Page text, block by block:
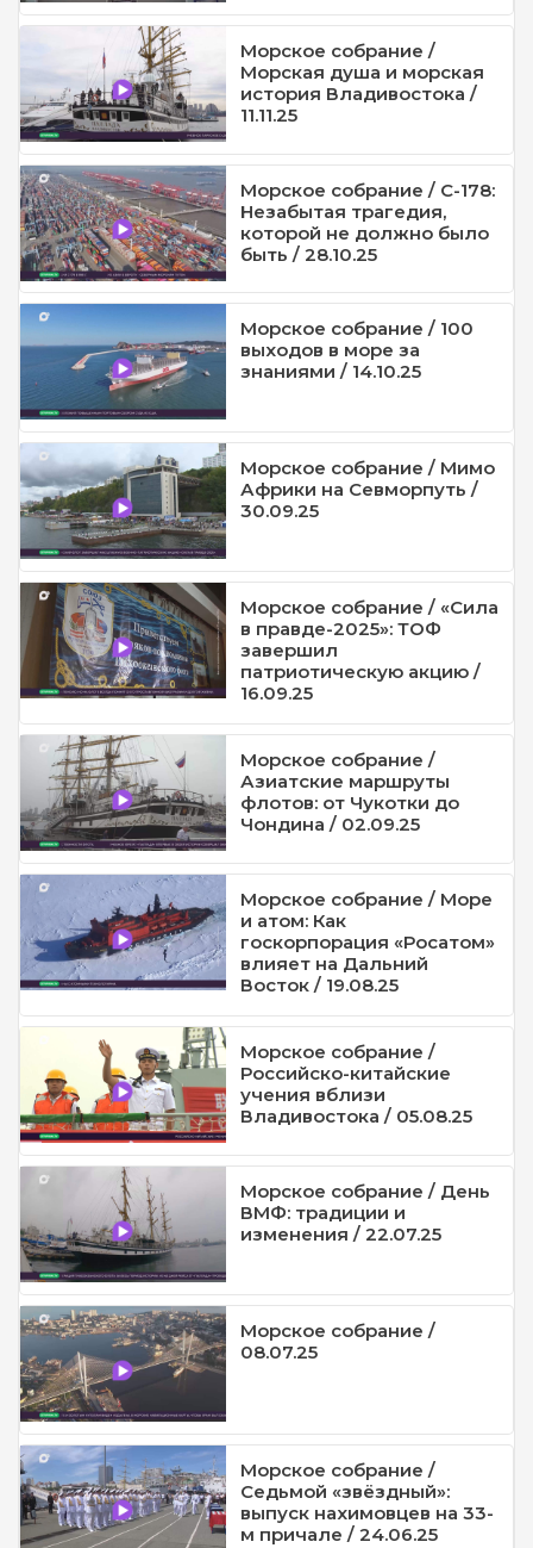
Морское собрание /
Морская душа и морская
история Владивостока /
11.11.25
Морское собрание / С-178:
Незабытая трагедия,
которой не должно было
быть / 28.10.25
Морское собрание / 100
выходов в море за
знаниями / 14.10.25
Морское собрание / Мимо
Африки на Севморпуть /
30.09.25
Морское собрание / «Сила
в правде-2025»: ТОФ
завершил
патриотическую акцию /
16.09.25
Морское собрание /
Азиатские маршруты
флотов: от Чукотки до
Чондина / 02.09.25
Морское собрание / Море
и атом: Как
госкорпорация «Росатом»
влияет на Дальний
Восток / 19.08.25
Морское собрание /
Российско-китайские
учения вблизи
Владивостока / 05.08.25
Морское собрание / День
ВМФ: традиции и
изменения / 22.07.25
Морское собрание /
08.07.25
Морское собрание /
Седьмой «звёздный»:
выпуск нахимовцев на 33-
м причале / 24.06.25